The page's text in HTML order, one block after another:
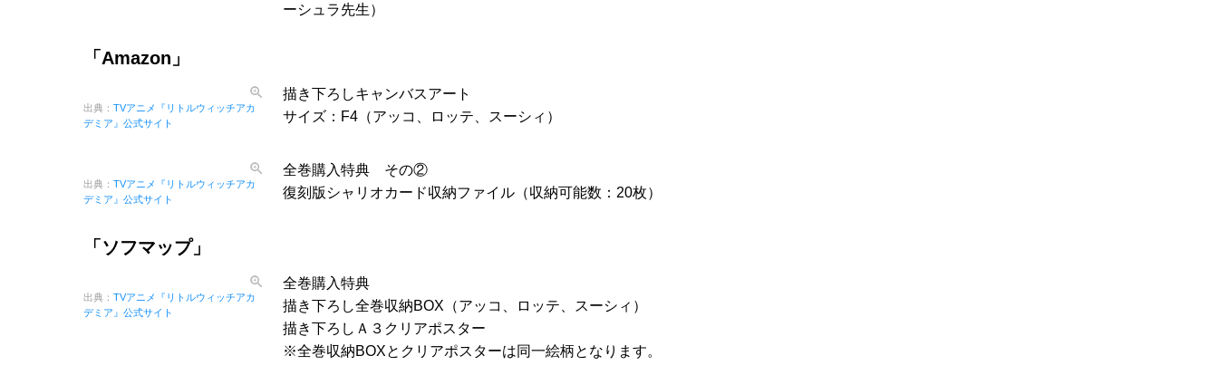
ーシュラ先生）
「Amazon」
出典： TVアニメ『リトルウィッチアカ
デミア』公式サイト
描き下ろしキャンバスアート
サイズ：F4（アッコ、ロッテ、スーシィ）
出典： TVアニメ『リトルウィッチアカ
デミア』公式サイト
全巻購入特典 その②
復刻版シャリオカード収納ファイル（収納可能数：20枚）
「ソフマップ」
出典： TVアニメ『リトルウィッチアカ
デミア』公式サイト
全巻購入特典
描き下ろし全巻収納BOX（アッコ、ロッテ、スーシィ）
描き下ろしＡ３クリアポスター
※全巻収納BOXとクリアポスターは同一絵柄となります。